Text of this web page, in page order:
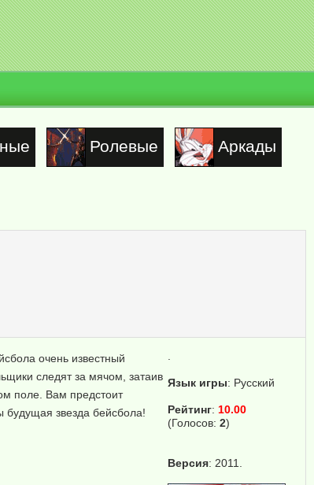
Ролевые Аркады
Язык игры: Русский
Рейтинг: 10.00
(Голосов: 2)
Версия: 2011.
очень известный
следят за мячом, затаив
поле. Вам предстоит
будущая звезда бейсбола!